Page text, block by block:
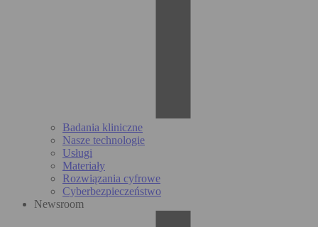
Badania kliniczne
Nasze technologie
Usługi
Materiały
Rozwiązania cyfrowe
Cyberbezpieczeństwo
Newsroom